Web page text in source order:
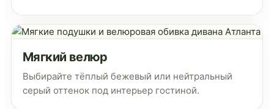
Мягкий велюр
Выбирайте тёплый бежевый или нейтральный
серый оттенок под интерьер гостиной.